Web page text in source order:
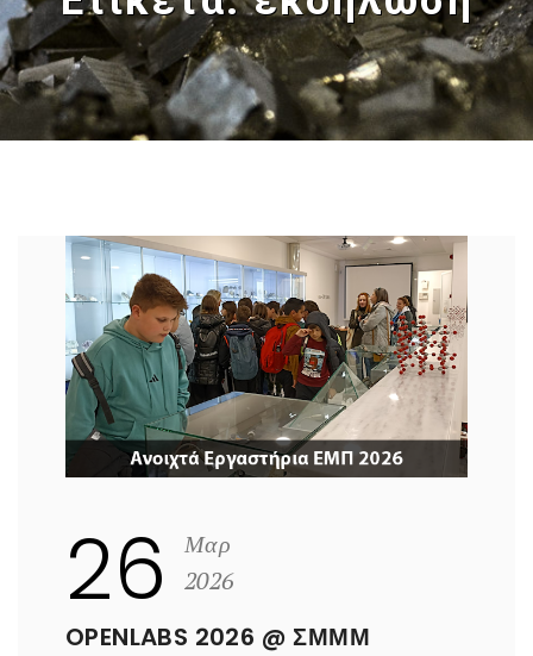
26
Μαρ
2026
OPENLABS 2026 @ ΣΜΜΜ